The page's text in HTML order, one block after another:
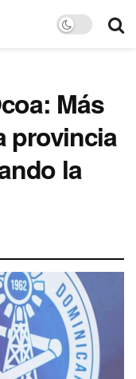
Más
provincia
la